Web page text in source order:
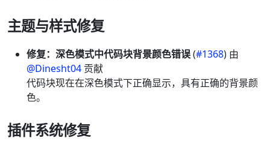
主题与样式修复
修复：深色模式中代码块背景颜色错误(#1368) 由
@Dinesht04 贡献
代码块现在在深色模式下正确显示，具有正确的背景颜
色。
插件系统修复